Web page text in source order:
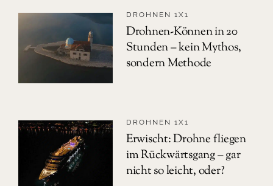
Drohnen-Können in 20
Stunden – kein Mythos,
sondern Methode
DROHNEN 1X1
Erwischt: Drohne fliegen
im Rückwärtsgang – gar
nicht so leicht, oder?
DROHNEN 1X1